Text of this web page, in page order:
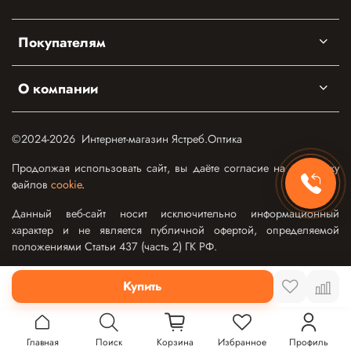
Купить
Покупателям
О компании
©2024-2026 Интернет-магазин Ястреб.Оптика
Продолжая использовать сайт, вы даёте согласие на обработку
файлов cookie.
Данный веб-сайт носит исключительно информационный
характер и не является публичной офертой, определяемой
положениями Статьи 437 (часть 2) ГК РФ.
Главная Поиск Корзина Избранное Профиль